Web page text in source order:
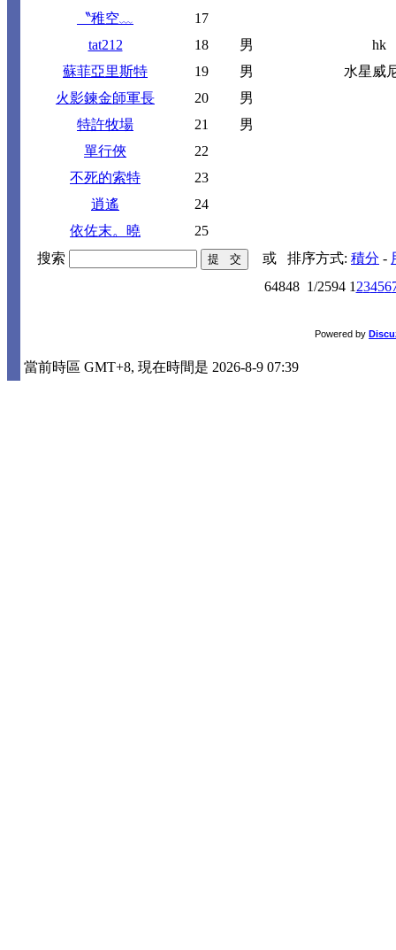
〝稚空﹏
17
tat212
18 男
hk
蘇菲亞里斯特
19 男
水星威
火影鍊金師軍長
20
男
特許牧場
21
男
單行俠
22
不死的索特
23
逍遙
24
依佐末。曉
25
搜索
或 排序方式: 積分 -
64848 1/2594 1 23456
Powered by
當前時區 GMT+8, 現在時間是 2026-8-9 07:39